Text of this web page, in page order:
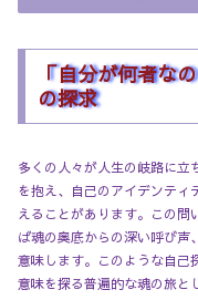
「自分が何者な
の探求
多くの人々が人生の岐路に立
を抱え、自己のアイデンティ
えることがあります。この問
ば魂の奥底からの深い呼び声
意味します。このような自己
意味を探る普遍的な魂の旅と